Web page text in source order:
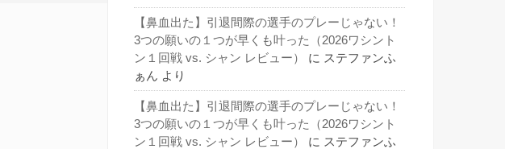
【鼻血出た】引退間際の選手のプレーじゃない！
3つの願いの１つが早くも叶った（2026ワシント
ン１回戦 vs. シャン レビュー）
に ステファンふ
ぁん より
【鼻血出た】引退間際の選手のプレーじゃない！
3つの願いの１つが早くも叶った（2026ワシント
ン１回戦 vs. シャン レビュー）
に ステファンふ